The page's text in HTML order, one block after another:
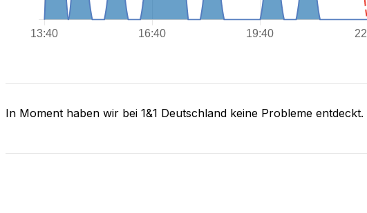
In Moment haben wir bei 1&1 Deutschland keine Probleme entdeckt.